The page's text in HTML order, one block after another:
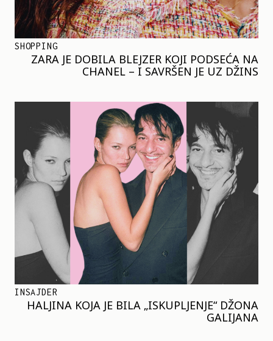
SHOPPING
ZARA JE DOBILA BLEJZER KOJI PODSEĆA NA
CHANEL – I SAVRŠEN JE UZ DŽINS
INSAJDER
HALJINA KOJA JE BILA „ISKUPLJENJE“ DŽONA
GALIJANA